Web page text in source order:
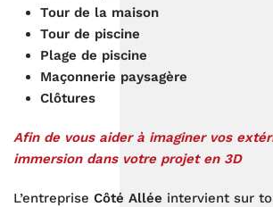
Tour de la maison
Tour de piscine
Plage de piscine
Maçonnerie paysagère
Clôtures
Afin de vous aider à imaginer vos
immersion dans votre projet en 3D
L’entreprise Côté Allée intervient sur